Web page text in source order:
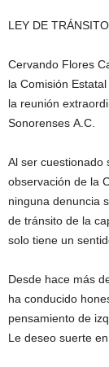
LEY DE
Cervando Flores
la Comisión
la reunión
Sonorenses A.C.
Al ser cuestionado
observación de la
ninguna denuncia
de tránsito de la
solo tiene un
Desde hace más
ha conducido
pensamiento de
Le deseo suerte